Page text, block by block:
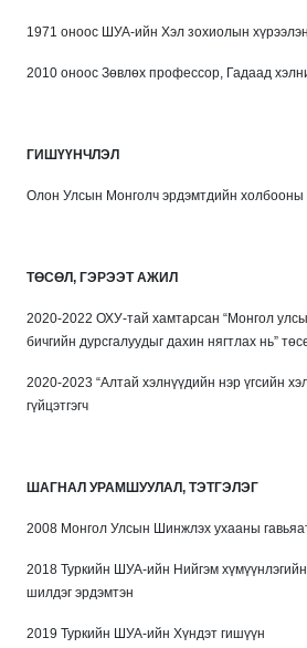
1971 оноос ШУА-ийн Хэл зохиолын
2010 оноос Зөвлөх профессор, Гадаад
ГИШҮҮНЧЛЭЛ
Олон Улсын Монголч эрдэмтдийн холбооны
ТӨСӨЛ, ГЭРЭЭТ АЖИЛ
2020-2022 ОХУ-тай хамтарсан “Монгол
бичгийн дурсгалуудыг дахин нягтлах нь”
2020-2023 “Алтай хэлнүүдийн нэр үгсийн
гүйцэтгэгч
ШАГНАЛ УРАМШУУЛАЛ, ТЭТГЭЛЭГ
2008 Монгол Улсын Шинжлэх ухааны гавьяат
2018 Туркийн ШУА-ийн Нийгэм
шилдэг эрдэмтэн
2019 Туркийн ШУА-ийн Хүндэт гишүүн